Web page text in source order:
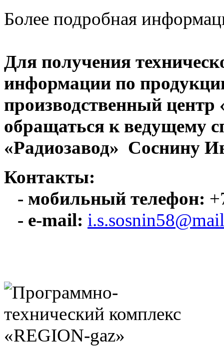
Более подробная
Для получения
информации по
производственный
обращаться к ведущему
«Радиозавод» Соснину
Контакты:
- мобильный телефон:
- e-mail: